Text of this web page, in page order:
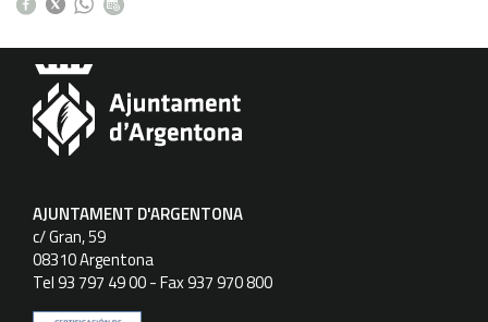
AJUNTAMENT D'ARGENTONA
c/ Gran, 59
08310 Argentona
Tel 93 797 49 00 - Fax 937 970 800